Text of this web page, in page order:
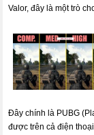
Valor, đây là một trò
Đây chính là PUBG
được trên cả điện